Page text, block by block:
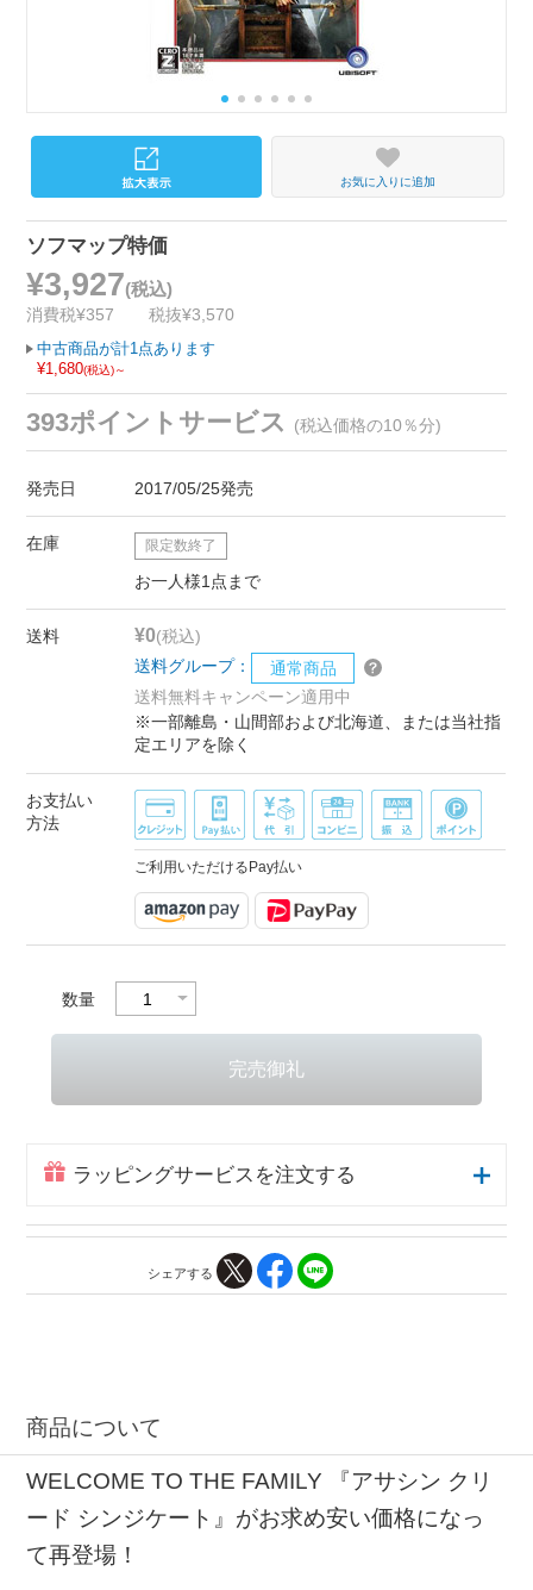
お気に入りに追加
ソフマップ特価
¥3,927(税込)
消費税¥357 税抜¥3,570
中古商品が計1点あります
¥1,680(税込)～
393ポイントサービス (税込価格の10％分)
発売日 2017/05/25発売
在庫 限定数終了
お一人様1点まで
送料 ¥0(税込)
送料グループ：
通常商品
送料無料キャンペーン適用中
※一部離島・山間部および北海道、または当社指
定エリアを除く
お支払い
方法
ご利用いただけるPay払い
数量
ラッピングサービスを注文する
シェアする
商品について
WELCOME TO THE FAMILY 『アサシン クリ
ード シンジケート』がお求め安い価格になっ
て再登場！